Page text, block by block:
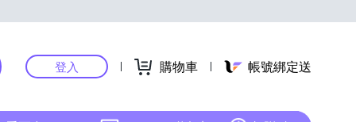
登入 購物車 帳號綁定送